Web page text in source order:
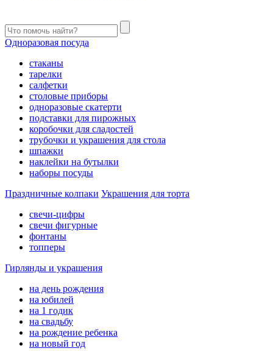
Одноразовая посуда
стаканы
тарелки
салфетки
столовые приборы
одноразовые скатерти
подставки для пирожных
коробочки для сладостей
трубочки и украшения для стола
шпажки
наклейки на бутылки
наборы посуды
Праздничные колпаки Украшения для торта
свечи-цифры
свечи фигурные
фонтаны
топперы
Гирлянды и украшения
на день рождения
на юбилей
на 1 годик
на свадьбу
на рождение ребенка
на новый год